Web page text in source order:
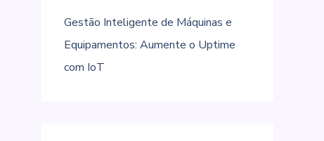
Gestão Inteligente de Máquinas e
Equipamentos: Aumente o Uptime
com IoT